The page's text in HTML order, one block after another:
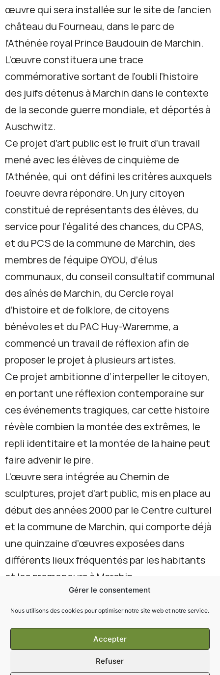
Gérer le consentement
Nous utilisons des cookies pour optimiser notre site web et notre service.
Accepter
Refuser
œuvre qui sera installée sur le site de l’ancien
château du Fourneau, dans le parc de
l’Athénée royal Prince Baudouin de Marchin.
L’œuvre constituera une trace
commémorative sortant de l’oubli l’histoire
des juifs détenus à Marchin dans le contexte
de la seconde guerre mondiale, et déportés à
Auschwitz.
Ce projet d’art public est le fruit d’un travail
mené avec les élèves de cinquième de
l’Athénée, qui ont défini les critères auxquels
l’oeuvre devra répondre. Un jury citoyen
constitué de représentants des élèves, du
service pour l’égalité des chances, du CPAS,
et du PCS de la commune de Marchin, des
membres de l’équipe OYOU, d’élus
communaux, du conseil consultatif communal
des aînés de Marchin, du Cercle royal
d’histoire et de folklore, de citoyens
bénévoles et du PAC Huy-Waremme, a
commencé un travail de réflexion afin de
proposer le projet à plusieurs artistes.
Ce projet ambitionne d’interpeller le citoyen,
en portant une réflexion contemporaine sur
ces événements tragiques, car cette histoire
révèle combien la montée des extrêmes, le
repli identitaire et la montée de la haine peut
faire advenir le pire.
L’œuvre sera intégrée au Chemin de
sculptures, projet d’art public, mis en place au
début des années 2000 par le Centre culturel
et la commune de Marchin, qui comporte déjà
une quinzaine d’œuvres exposées dans
différents lieux fréquentés par les habitants
et les promeneurs à Marchin.
Prochain rendez-vous, durant la Biennale de
la photographie en Condroz, dont le parcours
passera par le site du château du Fourneau. Le
travail des artistes qui y sera proposé offrira